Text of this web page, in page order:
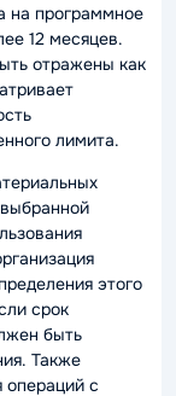
на программное
12 месяцев.
отражены как
лимита.
этого
срок
быть
Также
операций с